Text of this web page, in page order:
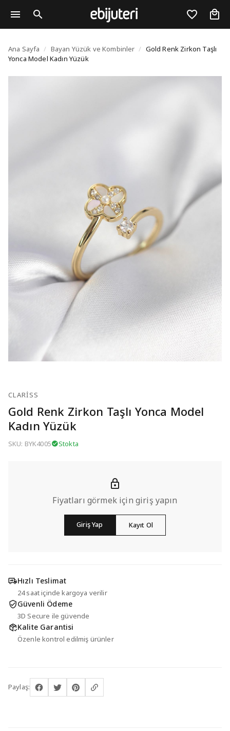
Gold Renk Zirkon
Ana Sayfa / Bayan Yüzük ve Kombinler / Gold Renk Zirkon Taşlı
Yonca Model Kadın Yüzük
CLARISS
Gold Renk Zirkon Taşlı Yonca Model
Kadın Yüzük
SKU: BYK4005 Stokta
Fiyatları görmek için giriş yapın
Giriş Yap Kayıt Ol
Hızlı Teslimat
24 saat içinde kargoya verilir
Güvenli Ödeme
3D Secure ile güvende
Kalite Garantisi
Özenle kontrol edilmiş ürünler
Paylaş: